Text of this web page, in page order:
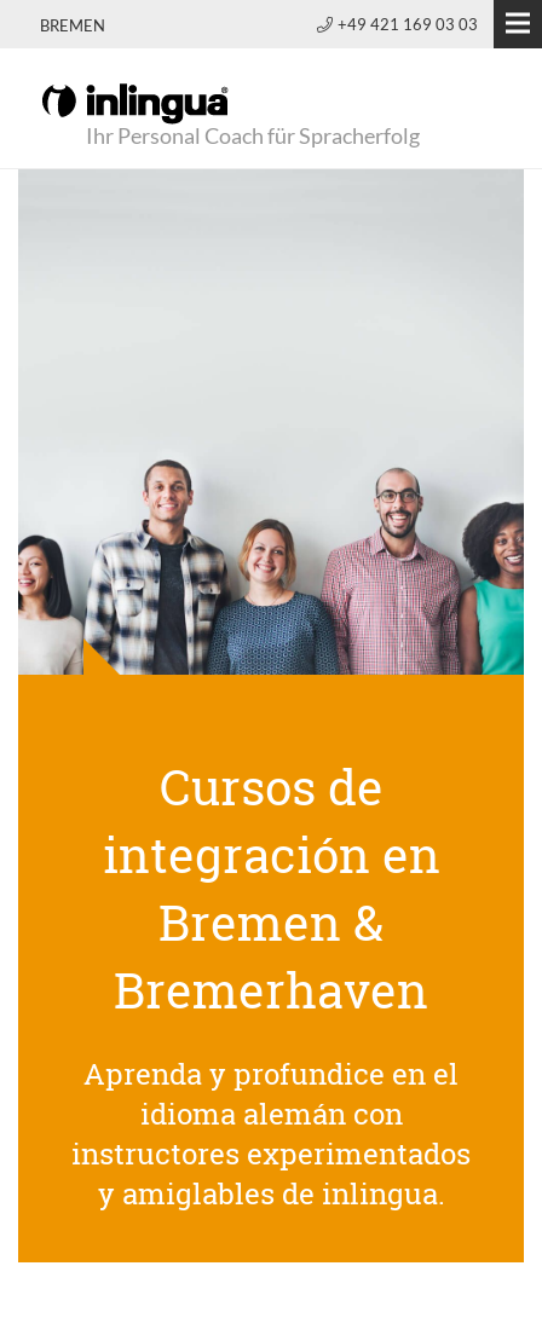
BREMEN +49 421 169 03 03
Ihr Personal Coach für Spracherfolg
Cursos de
integración en
Bremen &
Bremerhaven
Aprenda y profundice en el
idioma alemán con
instructores experimentados
y amiglables de inlingua.